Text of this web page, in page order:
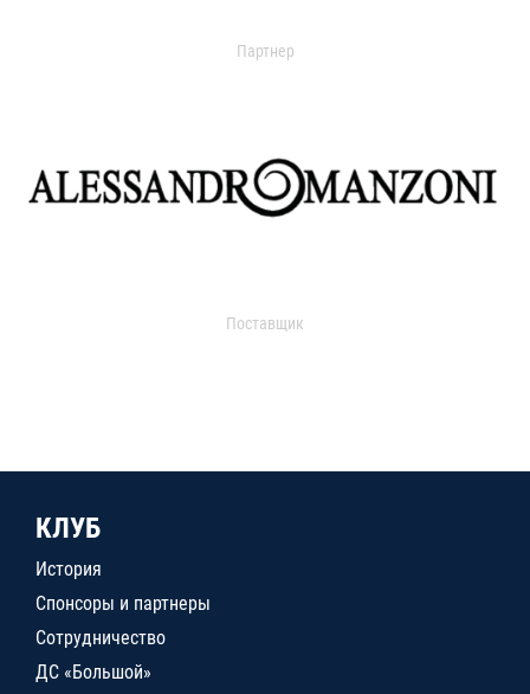
Партнер
Поставщик
КЛУБ
История
Спонсоры и партнеры
Сотрудничество
ДС «Большой»